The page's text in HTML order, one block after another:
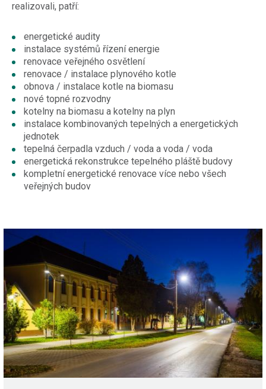
realizovali, patří:
energetické audity
instalace systémů řízení energie
renovace veřejného osvětlení
renovace / instalace plynového kotle
obnova / instalace kotle na biomasu
nové topné rozvodny
kotelny na biomasu a kotelny na plyn
instalace kombinovaných tepelných a energetických
jednotek
tepelná čerpadla vzduch / voda a voda / voda
energetická rekonstrukce tepelného pláště budovy
kompletní energetické renovace více nebo všech
veřejných budov